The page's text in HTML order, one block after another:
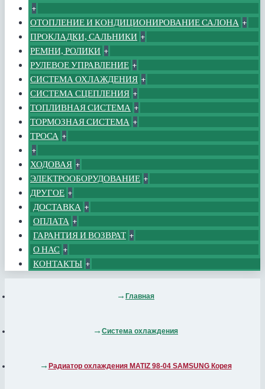
+
ОТОПЛЕНИЕ И КОНДИЦИОНИРОВАНИЕ САЛОНА +
ПРОКЛАДКИ, САЛЬНИКИ +
РЕМНИ, РОЛИКИ +
РУЛЕВОЕ УПРАВЛЕНИЕ +
СИСТЕМА ОХЛАЖДЕНИЯ +
СИСТЕМА СЦЕПЛЕНИЯ +
ТОПЛИВНАЯ СИСТЕМА +
ТОРМОЗНАЯ СИСТЕМА +
ТРОСА +
+
ХОДОВАЯ +
ЭЛЕКТРООБОРУДОВАНИЕ +
ДРУГОЕ +
ДОСТАВКА +
ОПЛАТА +
ГАРАНТИЯ И ВОЗВРАТ +
О НАС +
КОНТАКТЫ +
Главная
Система охлаждения
Радиатор охлаждения MATIZ 98-04 SAMSUNG Корея